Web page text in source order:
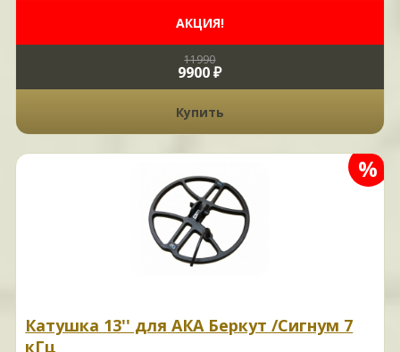
АКЦИЯ!
11990
9900 ₽
Купить
%
Катушка 13'' для АКА Беркут /Сигнум 7
кГц